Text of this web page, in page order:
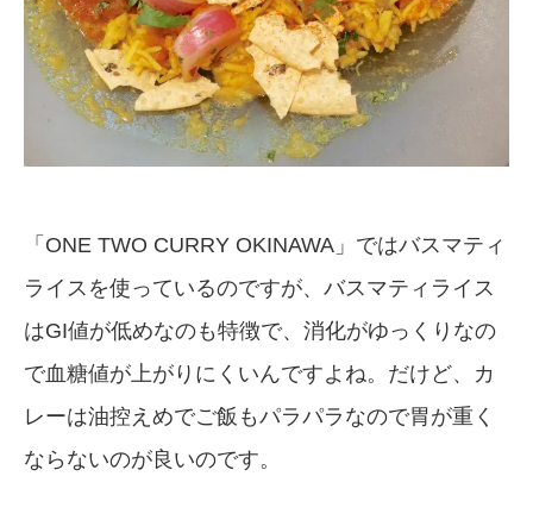
「ONE TWO CURRY OKINAWA」ではバスマティ
ライスを使っているのですが、バスマティライス
はGI値が低めなのも特徴で、消化がゆっくりなの
で血糖値が上がりにくいんですよね。だけど、カ
レーは油控えめでご飯もパラパラなので胃が重く
ならないのが良いのです。